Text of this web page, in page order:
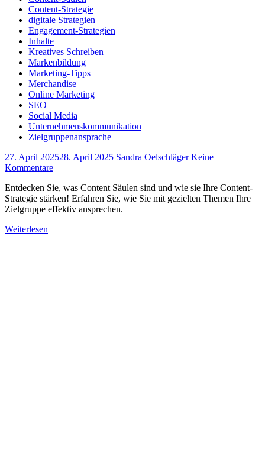
Content-Strategie
digitale Strategien
Engagement-Strategien
Inhalte
Kreatives Schreiben
Markenbildung
Marketing-Tipps
Merchandise
Online Marketing
SEO
Social Media
Unternehmenskommunikation
Zielgruppenansprache
27. April 202528. April 2025 Sandra Oelschläger Keine
Kommentare
Entdecken Sie, was Content Säulen sind und wie sie Ihre Content-
Strategie stärken! Erfahren Sie, wie Sie mit gezielten Themen Ihre
Zielgruppe effektiv ansprechen.
Weiterlesen